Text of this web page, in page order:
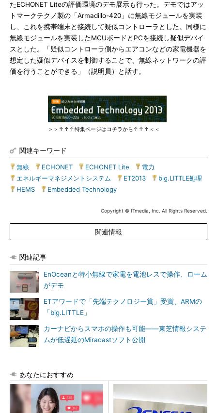
たECHONET Liteの評価環境のデモ展示も行った。デモではアッ
トマークテクノ製の「Armadillo-420」に無線モジュールを実装
し、これを携帯端末と接続して疑似コントローラとした。同様に
無線モジュールを実装したMCUボードとPCを接続し疑似デバイ
スとした。「疑似コントローラ側からエアコンなどの家電機器を
想定した疑似デバイスを制御することで、無線ネットワークの評
価を行うことができる」（説明員）と話す。
＞＞↑↑↑特集ページはコチラから↑↑↑＜＜
関連キーワード
無線 ECHONET ECHONET Lite 電力
エネルギーマネジメントシステム
ET2013 big.LITTLE処理
HEMS
Embedded Technology
Copyright © ITmedia, Inc. All Rights Reserved.
関連情報
関連記事
EnOceanと特小無線で家電を電池レスで操作、ローム
がデモ
ETアワードで「先端テクノロジー賞」受賞、ARMの
「big.LITTLE」
カーナビからスマホの操作も可能――東芝情報システ
ムが低遅延のMiracastソフト公開
あなたにおすすめ